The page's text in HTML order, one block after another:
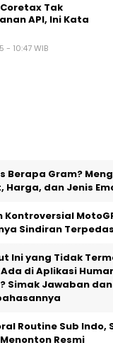
Tak
API, Ini Kata
- 10:47 WIB
Berapa Gram?
Harga, dan Jenis
Kontroversial
Sindiran
Ini yang Tidak
di Aplikasi
Simak Jawaban dan
Routine Sub Indo,
Resmi